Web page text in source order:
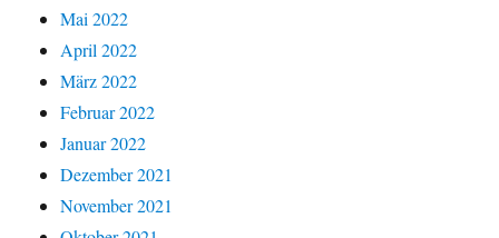
Mai 2022
April 2022
März 2022
Februar 2022
Januar 2022
Dezember 2021
November 2021